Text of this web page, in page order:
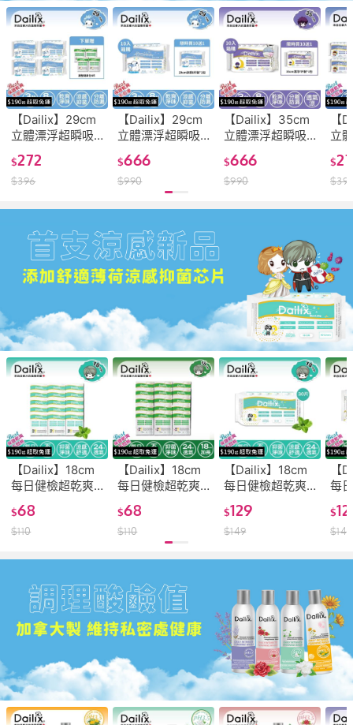
【Dailix】29cm
立體漂浮超瞬吸
抑菌淨味衛生棉
(涼感) (8片裝 x 4
入組送隨身包)
$272
$396
【Dailix】29cm
立體漂浮超瞬吸
抑菌淨味衛生棉
(涼感) (8片裝 x
10入組送一入)
$666
$990
【Dailix】35cm
立體漂浮超瞬吸
抑菌淨味衛生棉
(7片裝 x 10入組
送1入)
$666
$990
【
立
吸
衛
$
$
【Dailix】18cm
每日健檢超乾爽
感款(隨身包組15
片)
$68
$110
【Dailix】18cm
每日健檢超乾爽
身包組15片)
$68
$110
【Dailix】18cm
每日健檢超乾爽
感款(一入組30片
裝)
$129
$149
【
每
入
$
$149